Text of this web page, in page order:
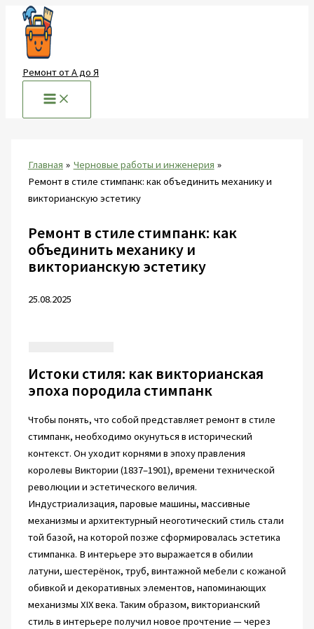
Перейти
содержимому
Ремонт от А до Я
Главная
Черновые работы и инженерия
Ремонт в стиле стимпанк: как объединить механику и
викторианскую эстетику
Ремонт в стиле стимпанк: как
объединить механику и
викторианскую эстетику
25.08.2025
Истоки стиля: как викторианская
эпоха породила стимпанк
Чтобы понять, что собой представляет ремонт в стиле
стимпанк, необходимо окунуться в исторический
контекст. Он уходит корнями в эпоху правления
королевы Виктории (1837–1901), времени технической
революции и эстетического величия.
Индустриализация, паровые машины, массивные
механизмы и архитектурный неоготический стиль стали
той базой, на которой позже сформировалась эстетика
стимпанка. В интерьере это выражается в обилии
латуни, шестерёнок, труб, винтажной мебели с кожаной
обивкой и декоративных элементов, напоминающих
механизмы XIX века. Таким образом, викторианский
стиль в интерьере получил новое прочтение — через